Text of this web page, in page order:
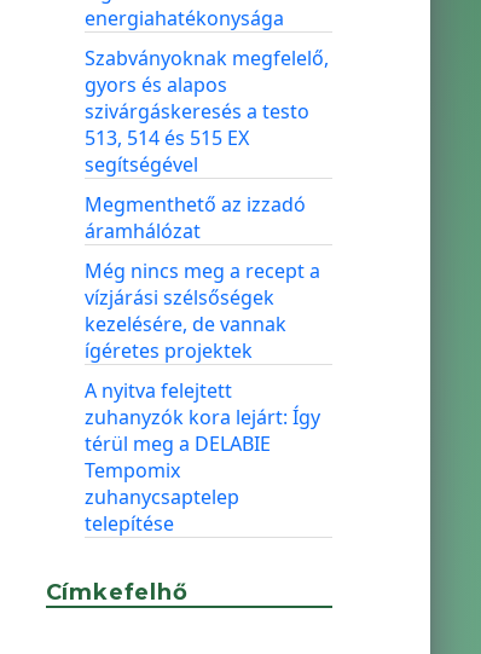
energiahatékonysága
Szabványoknak megfelelő,
gyors és alapos
szivárgáskeresés a testo
513, 514 és 515 EX
segítségével
Megmenthető az izzadó
áramhálózat
Még nincs meg a recept a
vízjárási szélsőségek
kezelésére, de vannak
ígéretes projektek
A nyitva felejtett
zuhanyzók kora lejárt: Így
térül meg a DELABIE
Tempomix
zuhanycsaptelep
telepítése
Címkefelhő